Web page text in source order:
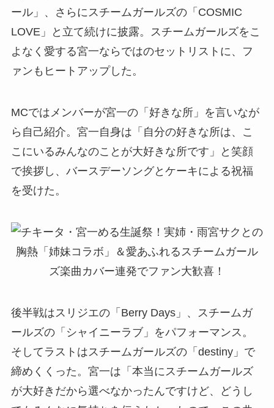
ール」、さらにスチームガールズの「COSMIC
LOVE」と立て続けに披露。スチームガールズをこ
よなく愛する宮一ならではのセットリストに、フ
ァンもヒートアップした。
MCではメンバーが宮一の「好きな所」を言いなが
ら自己紹介。宮一自身は「自分の好きな所は、こ
こにいるみんなのことが大好きな所です」と笑顔
で挨拶し、バースデーソングとケーキによる祝福
を受けた。
後半戦はスリジエの「Berry Days」、スチームガ
ールズの「シャイニーラブ」をパフォーマンス。
そしてラストはスチームガールズの「destiny」で
締めくくった。宮一は「本当にスチームガールズ
が大好きだから選べなかったんですけど、どうし